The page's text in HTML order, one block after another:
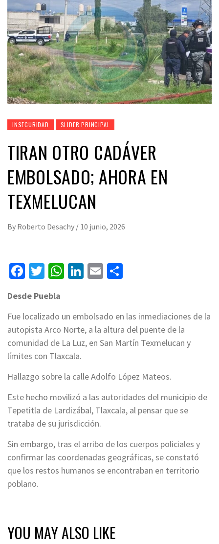
INSEGURIDAD SLIDER PRINCIPAL
TIRAN OTRO CADÁVER
EMBOLSADO; AHORA EN
TEXMELUCAN
By Roberto Desachy / 10 junio, 2026
Facebook
Twitter
WhatsApp
LinkedIn
Email
Desde Puebla
Fue localizado un embolsado en las inmediaciones de la
autopista Arco Norte, a la altura del puente de la
comunidad de La Luz, en San Martín Texmelucan y
límites con Tlaxcala.
Hallazgo sobre la calle Adolfo López Mateos.
Este hecho movilizó a las autoridades del municipio de
Tepetitla de Lardizábal, Tlaxcala, al pensar que se
trataba de su jurisdicción.
Sin embargo, tras el arribo de los cuerpos policiales y
confirmar las coordenadas geográficas, se constató
que los restos humanos se encontraban en territorio
poblano.
YOU MAY ALSO LIKE